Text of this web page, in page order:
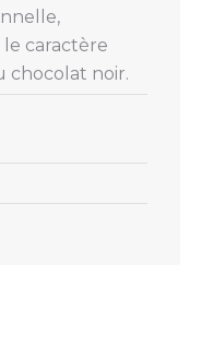
le caractère
chocolat noir.